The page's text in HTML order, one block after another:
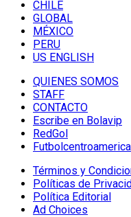
CHILE
GLOBAL
MÉXICO
PERU
US ENGLISH
QUIENES SOMOS
STAFF
CONTACTO
Escribe en Bolavip
RedGol
Futbolcentroamerica
Términos y
Políticas de
Política Editorial
Ad Choices